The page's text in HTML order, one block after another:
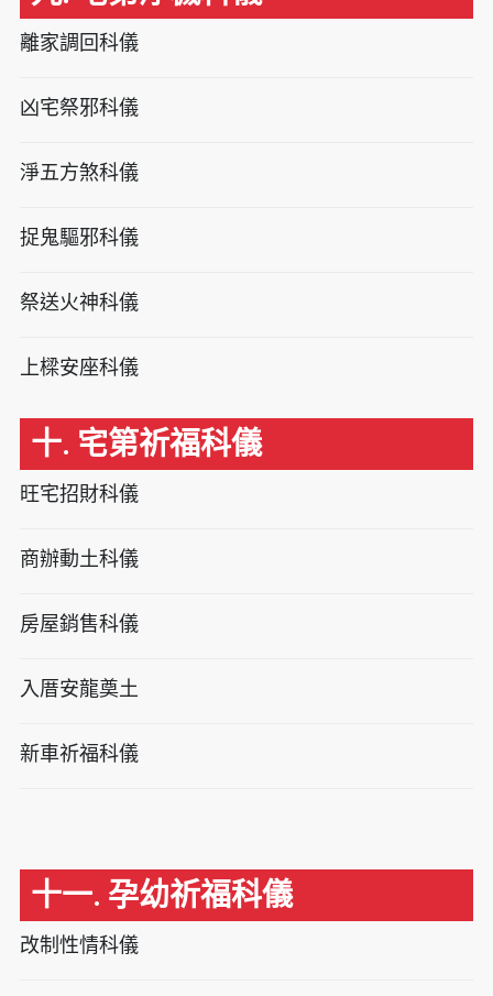
離家調回科儀
凶宅祭邪科儀
淨五方煞科儀
捉鬼驅邪科儀
祭送火神科儀
上樑安座科儀
十. 宅第祈福科儀
旺宅招財科儀
商辦動土科儀
房屋銷售科儀
入厝安龍奠土
新車祈福科儀
十一. 孕幼祈福科儀
改制性情科儀